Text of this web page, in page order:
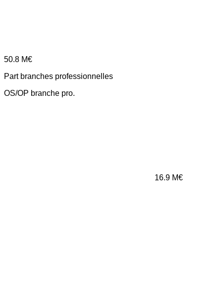
50.8 M€
Part branches professionnelles
OS/OP branche pro.
16.9 M€